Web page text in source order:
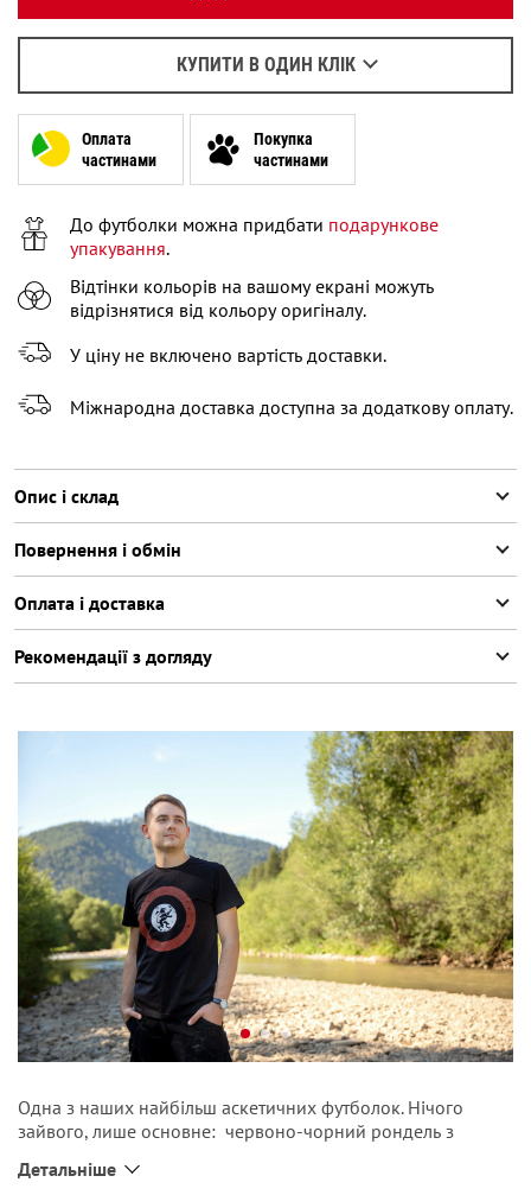
L Повідомити про наявність
XL
XXL
XXXL Залишилося
КУПИТИ В ОДИН КЛІК
Написати у WhatsApp
Оплата
частинами
Покупка
частинами
До футболки можна придбати подарункове
упакування.
Відтінки кольорів на вашому екрані можуть
відрізнятися від кольору оригіналу.
У ціну не включено вартість доставки.
Міжнародна доставка доступна за додаткову оплату.
Опис і склад
Повернення і обмін
Оплата і доставка
Рекомендації з догляду
Одна з наших найбільш аскетичних футболок. Нічого
зайвого, лише основне: червоно-чорний рондель з
суперзручна, суперпроста та суперпрактична. Окрім
Детальніше